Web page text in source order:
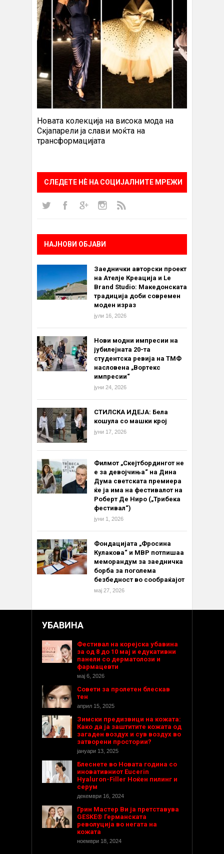
Новата колекција на висока мода на
Скјапарели ја слави моќта на
трансформацијата
СЛЕДЕТЕ НÈ НА СОЦИЈАЛНИТЕ МРЕЖИ
НАЈНОВИ ОБЈАВИ
Заеднички авторски проект
на Ателје Креација и Le
Brand Studio: Македонската
традиција доби современ
моден израз
јули 16, 2026
Нови модни импресии на
јубилејната 20-та
студентска ревија на ТМФ
насловена „Вортекс
импресии“
јуни 24, 2026
СТИЛСКА ИДЕЈА: Бела
кошула со машки крој
јуни 17, 2026
Филмот „Скејтбордингот не
е за девојчиња“ на Дина
Дума светската премиера
ќе ја има на фестивалот на
Роберт Де Ниро („Трибека
фестивал“)
јуни 1, 2026
Фондацијата „Фросина
Кулакова“ и МВР потпишаа
меморандум за заедничка
борба за поголема
безбедност во сообраќајот
мај 27, 2026
УБАВИНА
Фестивал на корејска убавина
за од 8 до 10 мај и едукативни
панели со дерматолози и
фармацевти
мај 6, 2026
Совети за пролетен блескав
тен
април 15, 2025
Зимски предизвици на кожата:
Како да ја заштитите кожата од
загаден воздух и сув воздух во
затворени простории?
јануари 13, 2025
Блеснете во Новата година со
иновативниот Eucerin
Hyaluron-Filler Ноќен пилинг и
серум
декември 16, 2024
Грин Мастер Ви ја претставува
GESKE® Германската
револуција во негата на
кожата
ноември 18, 2024